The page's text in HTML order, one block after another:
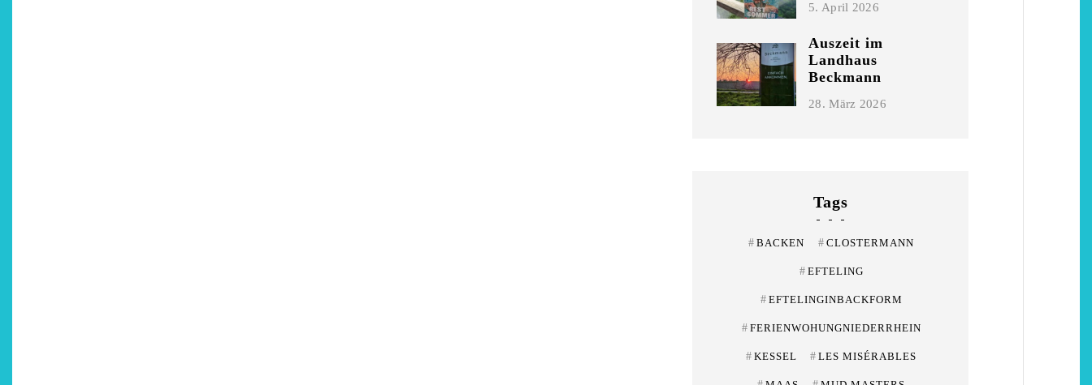
Die schönsten Hofcafés am
Niederrhein
2. Mai 2026
5. April 2026
Auszeit im
Landhaus
Beckmann
28. März 2026
Tags
# BACKEN # CLOSTERMANN
# EFTELING
# EFTELINGINBACKFORM
# FERIENWOHUNGNIEDERRHEIN
# KESSEL # LES MISÉRABLES